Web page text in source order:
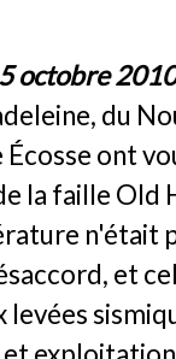
octobre 2010
du
ont
la faille Old
n'était
et